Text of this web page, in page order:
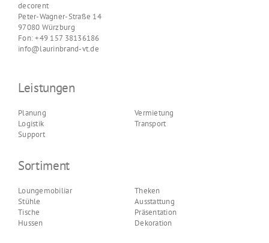
decorent
Peter-Wagner-Straße 14
97080 Würzburg
Fon: +49 157 38136186
info@laurinbrand-vt.de
Leistungen
Planung
Logistik
Support
Vermietung
Transport
Sortiment
Loungemobiliar
Stühle
Tische
Hussen
Theken
Ausstattung
Präsentation
Dekoration